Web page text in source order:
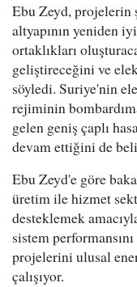
Ebu Zeyd, projelerin
altyapının yeniden
ortaklıkları
geliştireceğini ve
söyledi. Suriye'nin
rejiminin
gelen geniş çaplı
devam ettiğini de
Ebu Zeyd'e göre
üretim ile hizmet
desteklemek
sistem
projelerini ulusal
çalışıyor.